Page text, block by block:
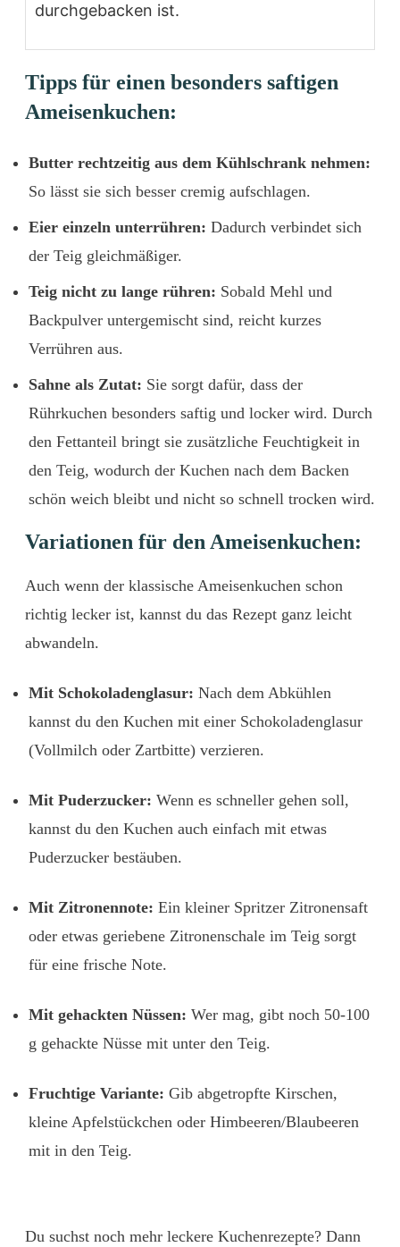
durchgebacken ist.
Tipps für einen besonders saftigen
Ameisenkuchen:
Butter rechtzeitig aus dem Kühlschrank nehmen:
So lässt sie sich besser cremig aufschlagen.
Eier einzeln unterrühren: Dadurch verbindet sich
der Teig gleichmäßiger.
Teig nicht zu lange rühren: Sobald Mehl und
Backpulver untergemischt sind, reicht kurzes
Verrühren aus.
Sahne als Zutat: Sie sorgt dafür, dass der
Rührkuchen besonders saftig und locker wird. Durch
den Fettanteil bringt sie zusätzliche Feuchtigkeit in
den Teig, wodurch der Kuchen nach dem Backen
schön weich bleibt und nicht so schnell trocken wird.
Variationen für den Ameisenkuchen:
Auch wenn der klassische Ameisenkuchen schon
richtig lecker ist, kannst du das Rezept ganz leicht
abwandeln.
Mit Schokoladenglasur: Nach dem Abkühlen
kannst du den Kuchen mit einer Schokoladenglasur
(Vollmilch oder Zartbitte) verzieren.
Mit Puderzucker: Wenn es schneller gehen soll,
kannst du den Kuchen auch einfach mit etwas
Puderzucker bestäuben.
Mit Zitronennote: Ein kleiner Spritzer Zitronensaft
oder etwas geriebene Zitronenschale im Teig sorgt
für eine frische Note.
Mit gehackten Nüssen: Wer mag, gibt noch 50-100
g gehackte Nüsse mit unter den Teig.
Fruchtige Variante: Gib abgetropfte Kirschen,
kleine Apfelstückchen oder Himbeeren/Blaubeeren
mit in den Teig.
Du suchst noch mehr leckere Kuchenrezepte? Dann